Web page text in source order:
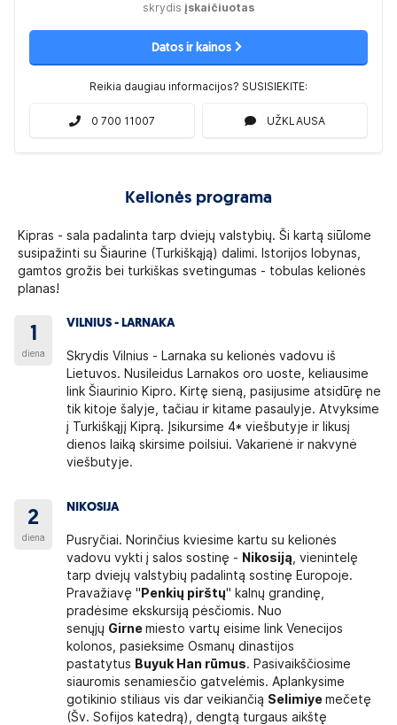
skrydis įskaičiuotas
Datos ir kainos
Reikia daugiau informacijos? SUSISIEKITE:
0 700 11007 UŽKLAUSA
Kelionės programa
Kipras - sala padalinta tarp dviejų valstybių. Ši kartą siūlome
susipažinti su Šiaurine (Turkiškąją) dalimi. Istorijos lobynas,
gamtos grožis bei turkiškas svetingumas - tobulas kelionės
planas!
1
diena
VILNIUS - LARNAKA
Skrydis Vilnius - Larnaka su kelionės vadovu iš
Lietuvos. Nusileidus Larnakos oro uoste, keliausime
link Šiaurinio Kipro. Kirtę sieną, pasijusime atsidūrę ne
tik kitoje šalyje, tačiau ir kitame pasaulyje. Atvyksime
į Turkiškąjį Kiprą. Įsikursime 4* viešbutyje ir likusį
dienos laiką skirsime poilsiui. Vakarienė ir nakvynė
viešbutyje.
2
diena
NIKOSIJA
Pusryčiai. Norinčius kviesime kartu su kelionės
vadovu vykti į salos sostinę - Nikosiją , vienintelę
tarp dviejų valstybių padalintą sostinę Europoje.
Pravažiavę " Penkių pirštų" kalnų grandinę,
pradėsime ekskursiją pėsčiomis. Nuo
senųjų Girnemiesto vartų eisime link Venecijos
kolonos, pasieksime Osmanų dinastijos
pastatytus Buyuk Han rūmus. Pasivaikščiosime
siauromis senamiesčio gatvelėmis. Aplankysime
gotikinio stiliaus vis dar veikiančią Selimiyemečetę
(Šv. Sofijos katedrą), dengtą turgaus aikštę